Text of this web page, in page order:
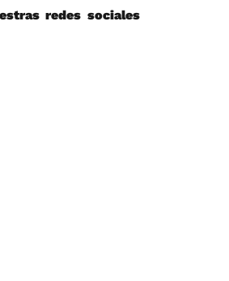
redes sociales